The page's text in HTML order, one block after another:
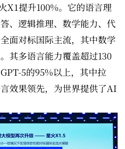
X1提升100%。它的语言理
、逻辑推理、数学能力、代
面对标国际主流，其中数学
其多语言能力覆盖超过130
5的95%以上，其中拉
效果领先，为世界提供了AI